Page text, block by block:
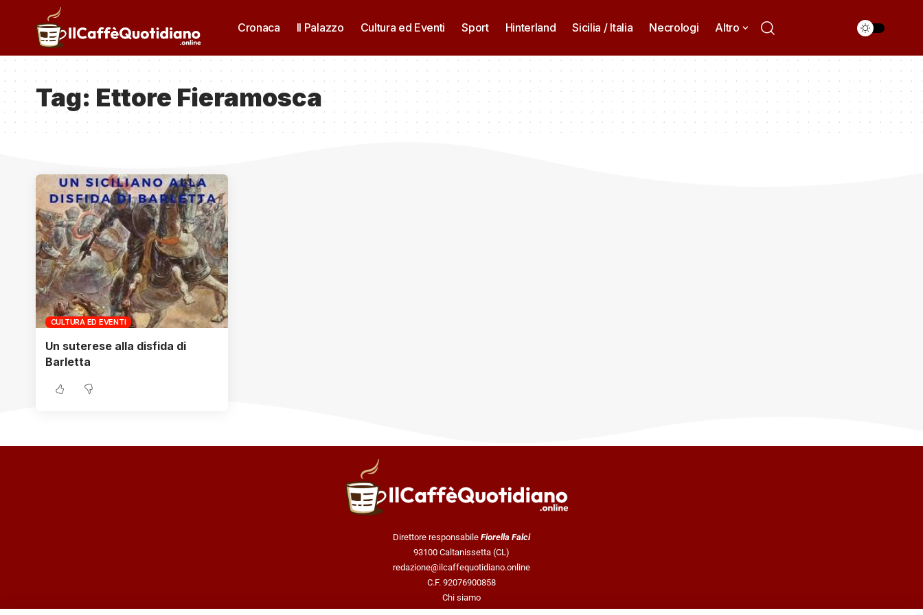
Cronaca Il Palazzo Cultura ed Eventi Sport Hinterland Sicilia / Italia Necrologi Altro
Tag: Ettore Fieramosca
CULTURA ED EVENTI
Un suterese alla disfida di
Barletta
Direttore responsabile Fiorella Falci
93100 Caltanissetta (CL)
redazione@ilcaffequotidiano.online
C.F. 92076900858
Chi siamo